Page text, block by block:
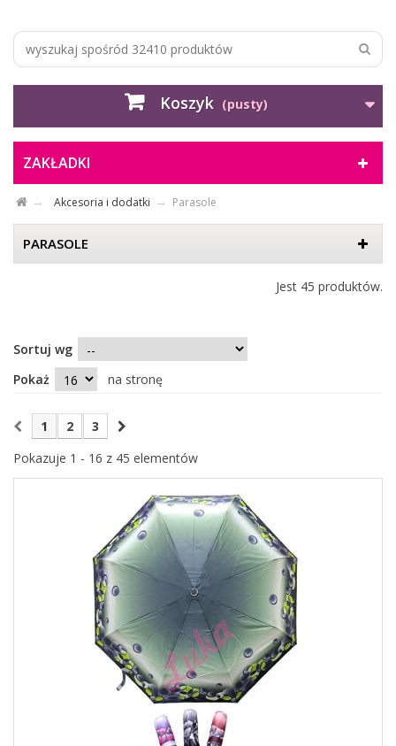
Koszyk (pusty)
ZAKŁADKI
Akcesoria i dodatki Parasole
PARASOLE
Jest 45 produktów.
Sortuj wg
Pokaż
na stronę
1 2
3
Pokazuje 1 - 16 z 45 elementów